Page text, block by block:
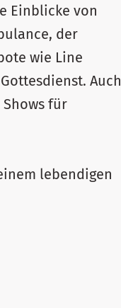
Einblicke von
der
wie Line
Auch
für
lebendigen